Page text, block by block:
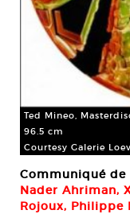
Ted Mineo,
96.5 cm
Courtesy Galerie
Communiqué de
Nader Ahriman,
Rojoux, Philippe